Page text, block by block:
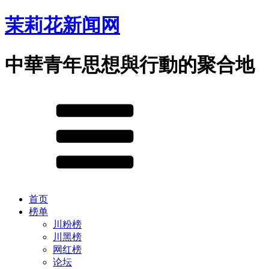
茉莉花新闻网
中華青年思想與行動的聚合地
首页
榜单
川粉榜
川黑榜
网红榜
论坛